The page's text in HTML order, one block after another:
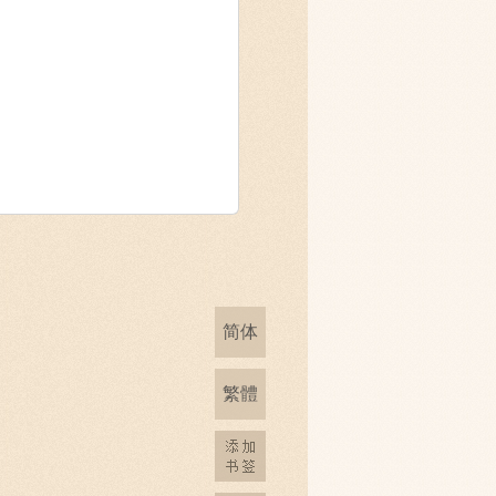
简体
繁體